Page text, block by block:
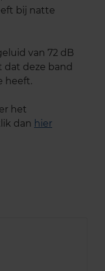
bij natte
van 72 dB
deze band
heeft.
het
dan hier